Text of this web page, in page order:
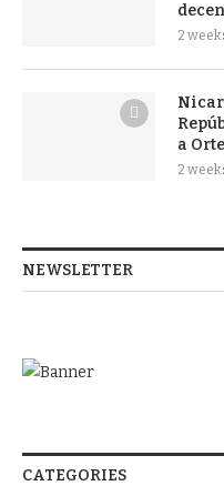
2
a
2
NEWSLETTER
CATEGORIES